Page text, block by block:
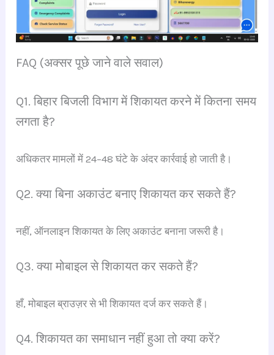
FAQ (अक्सर पूछे जाने वाले सवाल)
Q1. बिहार बिजली विभाग में शिकायत करने में कितना समय
लगता है?
अधिकतर मामलों में 24–48 घंटे के अंदर कार्रवाई हो जाती है।
Q2. क्या बिना अकाउंट बनाए शिकायत कर सकते हैं?
नहीं, ऑनलाइन शिकायत के लिए अकाउंट बनाना जरूरी है।
Q3. क्या मोबाइल से शिकायत कर सकते हैं?
हाँ, मोबाइल ब्राउज़र से भी शिकायत दर्ज कर सकते हैं।
Q4. शिकायत का समाधान नहीं हुआ तो क्या करें?